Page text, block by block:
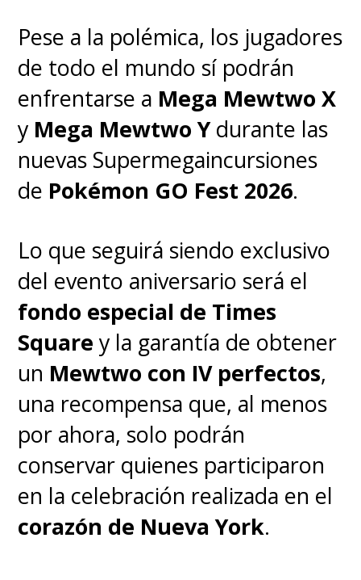
Pese a la polémica, los jugadores
de todo el mundo sí podrán
enfrentarse a Mega Mewtwo X
y Mega Mewtwo Ydurante las
nuevas Supermegaincursiones
de Pokémon GO Fest 2026.
Lo que seguirá siendo exclusivo
del evento aniversario será el
fondo especial de Times
Square y la garantía de obtener
un Mewtwo con IV perfectos,
una recompensa que, al menos
por ahora, solo podrán
conservar quienes participaron
en la celebración realizada en el
corazón de Nueva York.